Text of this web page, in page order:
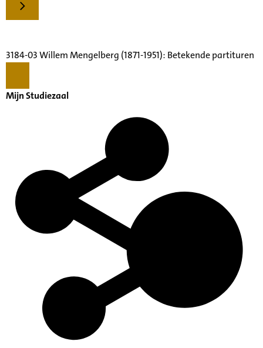
3184-03 Willem Mengelberg (1871-1951): Betekende partituren
Mijn Studiezaal